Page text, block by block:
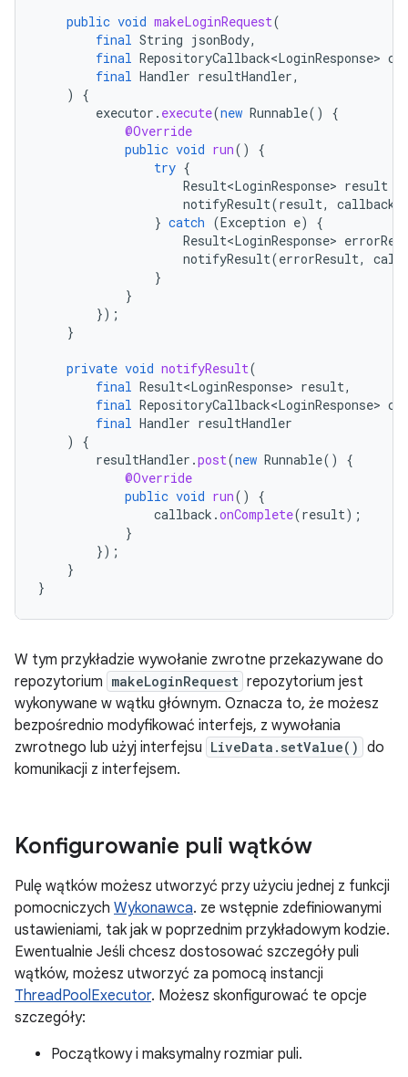
public void makeLoginRequest(
final String jsonBody,
final RepositoryCallback<LoginResponse>
final Handler resultHandler,
)
{
executor . execute(new Runnable()
{
@Override
public void run()
{
try {
Result<LoginResponse> result
notifyResult(result, callback
} catch (Exception e)
{
Result<LoginResponse>
notifyResult(errorResult,
}
}
});
}
private void notifyResult(
final Result<LoginResponse> result,
final RepositoryCallback<LoginResponse>
final Handler resultHandler
)
{
resultHandler .post(new Runnable()
{
@Override
public void run()
{
callback .onComplete(result);
}
});
}
}
W tym przykładzie wywołanie zwrotne przekazywane do
repozytorium makeLoginRequest repozytorium jest
wykonywane w wątku głównym. Oznacza to, że możesz
bezpośrednio modyfikować interfejs, z wywołania
zwrotnego lub użyj interfejsu LiveData.setValue() do
komunikacji z interfejsem.
Konfigurowanie puli wątków
Pulę wątków możesz utworzyć przy użyciu jednej z funkcji
pomocniczych Wykonawca. ze wstępnie zdefiniowanymi
ustawieniami, tak jak w poprzednim przykładowym kodzie.
Ewentualnie Jeśli chcesz dostosować szczegóły puli
wątków, możesz utworzyć za pomocą instancji
ThreadPoolExecutor. Możesz skonfigurować te opcje
szczegóły:
Początkowy i maksymalny rozmiar puli.